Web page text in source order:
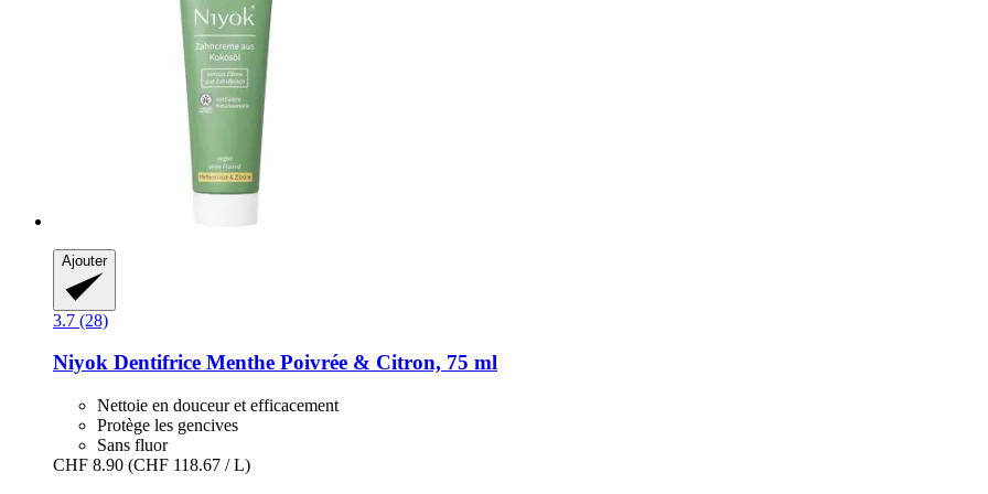
Ajouter
3.7 (28)
Niyok Dentifrice Menthe Poivrée & Citron, 75 ml
Nettoie en douceur et efficacement
Protège les gencives
Sans fluor
CHF 8.90 (CHF 118.67 / L)